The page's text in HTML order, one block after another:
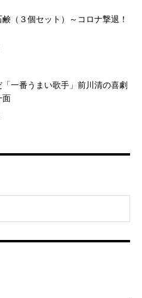
（３個セット）～コロナ撃退！
一番うまい歌手」前川清の喜劇
面